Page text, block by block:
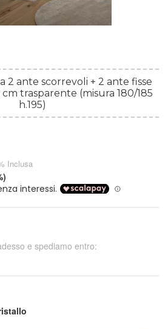
2 ante scorrevoli + 2 ante fisse
trasparente (misura 180/185
h.195)
Inclusa
e spediamo entro: